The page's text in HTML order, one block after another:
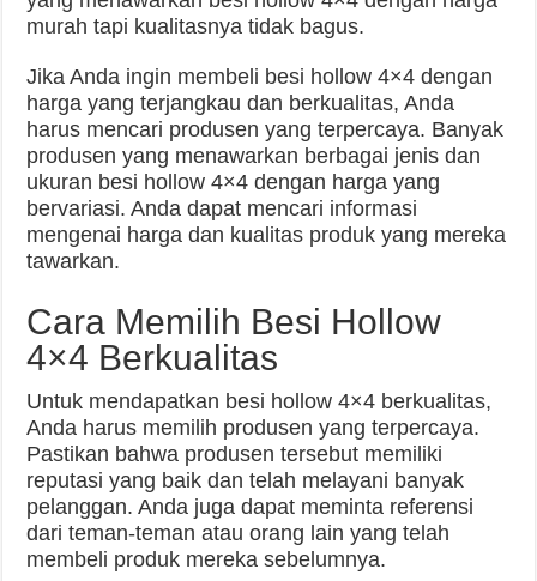
murah tapi kualitasnya tidak bagus.
Jika Anda ingin membeli besi hollow 4×4 dengan
harga yang terjangkau dan berkualitas, Anda
harus mencari produsen yang terpercaya. Banyak
produsen yang menawarkan berbagai jenis dan
ukuran besi hollow 4×4 dengan harga yang
bervariasi. Anda dapat mencari informasi
mengenai harga dan kualitas produk yang mereka
tawarkan.
Cara Memilih Besi Hollow
4×4 Berkualitas
Untuk mendapatkan besi hollow 4×4 berkualitas,
Anda harus memilih produsen yang terpercaya.
Pastikan bahwa produsen tersebut memiliki
reputasi yang baik dan telah melayani banyak
pelanggan. Anda juga dapat meminta referensi
dari teman-teman atau orang lain yang telah
membeli produk mereka sebelumnya.